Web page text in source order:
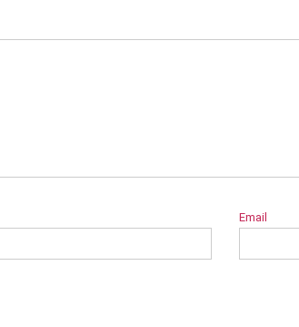
Email